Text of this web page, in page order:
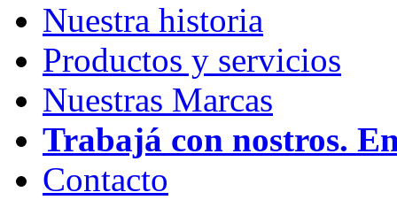
Nuestra historia
Productos y servicios
Nuestras Marcas
Trabajá con nostros.
Contacto